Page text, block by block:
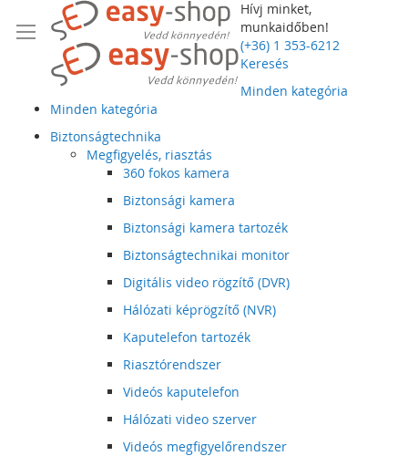
Hívj minket,
munkaidőben!
(+36) 1 353-6212
Keresés
Minden kategória
Minden kategória
Biztonságtechnika
Megfigyelés, riasztás
360 fokos kamera
Biztonsági kamera
Biztonsági kamera tartozék
Biztonságtechnikai monitor
Digitális video rögzítő (DVR)
Hálózati képrögzítő (NVR)
Kaputelefon tartozék
Riasztórendszer
Videós kaputelefon
Hálózati video szerver
Videós megfigyelőrendszer